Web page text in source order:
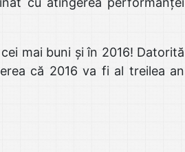
mai buni și în 2016! Datorită
că 2016 va fi al treilea an